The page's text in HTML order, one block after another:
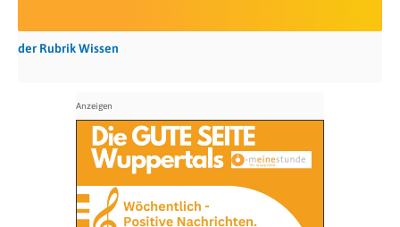
der Rubrik Wissen